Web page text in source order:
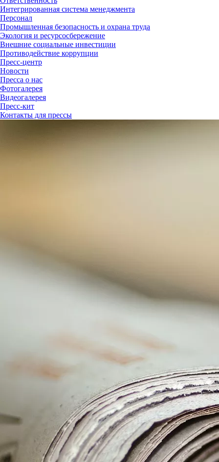
Интегрированная система менеджмента
Персонал
Промышленная безопасность и охрана труда
Экология и ресурсосбережение
Внешние социальные инвестиции
Противодействие коррупции
Пресс-центр
Новости
Пресса о нас
Фотогалерея
Видеогалерея
Пресс-кит
Контакты для прессы